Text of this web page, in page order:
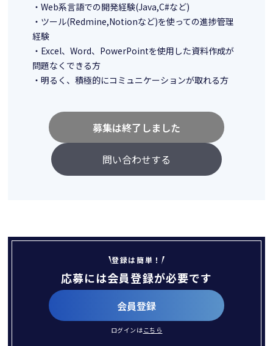
・Web系言語での開発経験(Java,C#など)
・ツール(Redmine,Notionなど)を使っての進捗管理
経験
・Excel、Word、PowerPointを使用した資料作成が
問題なくできる方
・明るく、積極的にコミュニケーションが取れる方
問い合わせする
募集は終了しました
登録は簡単！
応募には会員登録が必要です
会員登録
ログインは こちら